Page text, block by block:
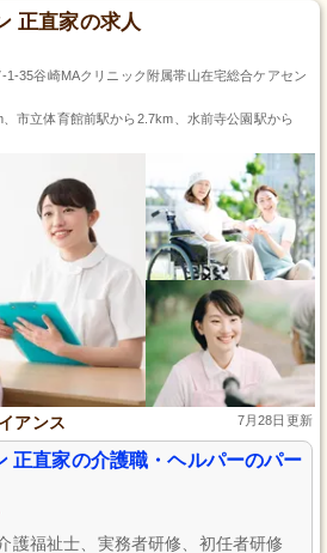
正直家の求人
1-35谷崎MAクリニック附属帯山在宅総合ケアセン
市立体育館前駅から2.7km、水前寺公園駅から
アンス 7月28日更新
正直家の介護職・ヘルパーのパー
護福祉士、実務者研修、初任者研修